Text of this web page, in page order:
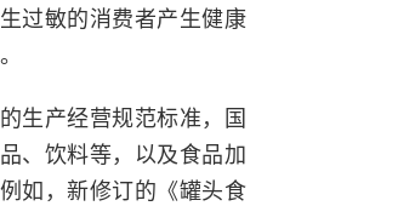
过敏的消费者产生健康
生产经营规范标准，国
、饮料等，以及食品加
如，新修订的《罐头食